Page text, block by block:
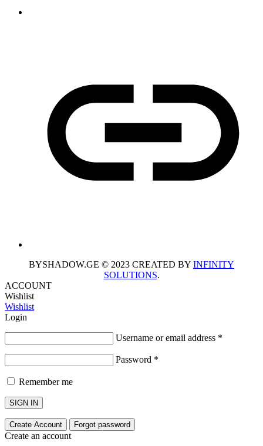
BYSHADOW.GE © 2023 CREATED BY INFINITY
SOLUTIONS.
ACCOUNT
Wishlist
Wishlist
Login
Username or email address *
Password *
Remember me
SIGN IN
Create Account Forgot password
Create an account